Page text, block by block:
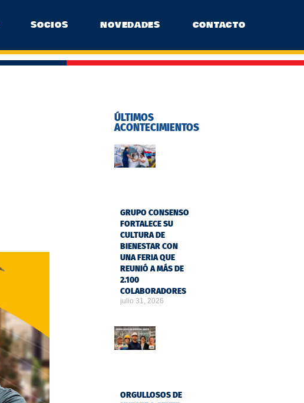
SOCIOS NOVEDADES CONTACTO
ÚLTIMOS
ACONTECIMIENTOS
GRUPO CONSENSO
FORTALECE SU
CULTURA DE
BIENESTAR CON
UNA FERIA QUE
REUNIÓ A MÁS DE
2.100
COLABORADORES
julio 31, 2026
ORGULLOSOS DE